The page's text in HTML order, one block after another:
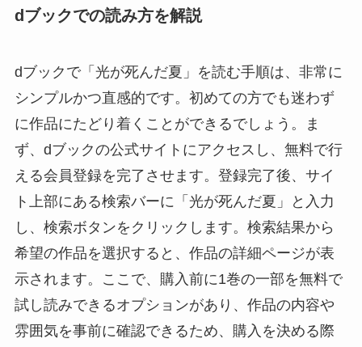
dブックでの読み方を解説
dブックで「光が死んだ夏」を読む手順は、非常に
シンプルかつ直感的です。初めての方でも迷わず
に作品にたどり着くことができるでしょう。ま
ず、dブックの公式サイトにアクセスし、無料で行
える会員登録を完了させます。登録完了後、サイ
ト上部にある検索バーに「光が死んだ夏」と入力
し、検索ボタンをクリックします。検索結果から
希望の作品を選択すると、作品の詳細ページが表
示されます。ここで、購入前に1巻の一部を無料で
試し読みできるオプションがあり、作品の内容や
雰囲気を事前に確認できるため、購入を決める際